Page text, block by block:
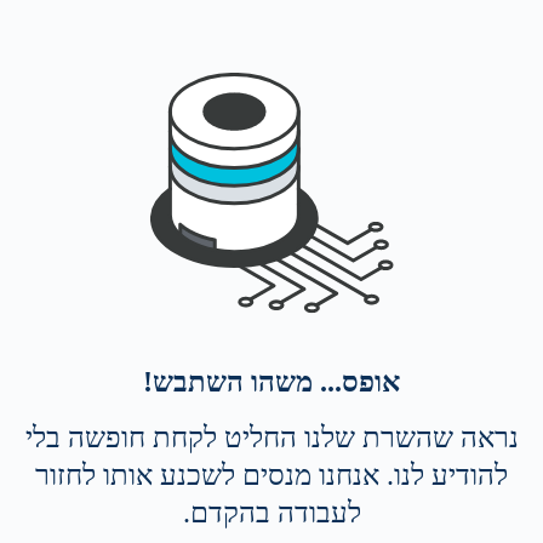
אופס... משהו השתבש!
נראה שהשרת שלנו החליט לקחת חופשה בלי
להודיע לנו. אנחנו מנסים לשכנע אותו לחזור
לעבודה בהקדם.